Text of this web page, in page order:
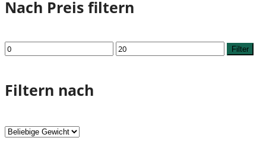
Nach Preis filtern
Min.
Preis
Max.
Preis
Filter
Filtern nach